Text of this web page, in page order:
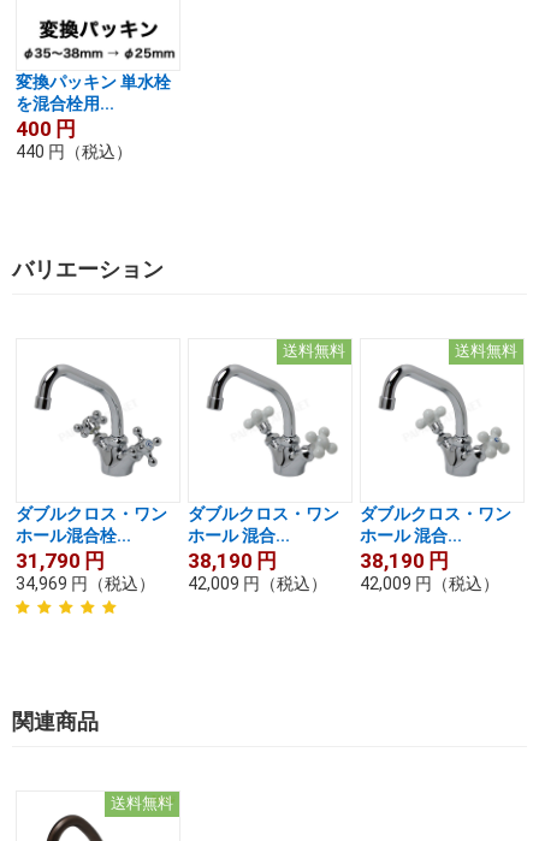
変換パッキン 単水栓
を混合栓用...
400 円
440 円 （税込）
バリエーション
ダブルクロス・ワン
ホール混合栓...
31,790 円
34,969 円 （税込）
送料無料
ダブルクロス・ワン
ホール 混合...
38,190 円
42,009 円 （税込）
送料無料
ダブルクロス・ワン
ホール 混合...
38,190 円
42,009 円 （税込）
関連商品
送料無料